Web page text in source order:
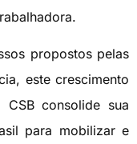
propostos pelas
este crescimento
consolide sua
para mobilizar e